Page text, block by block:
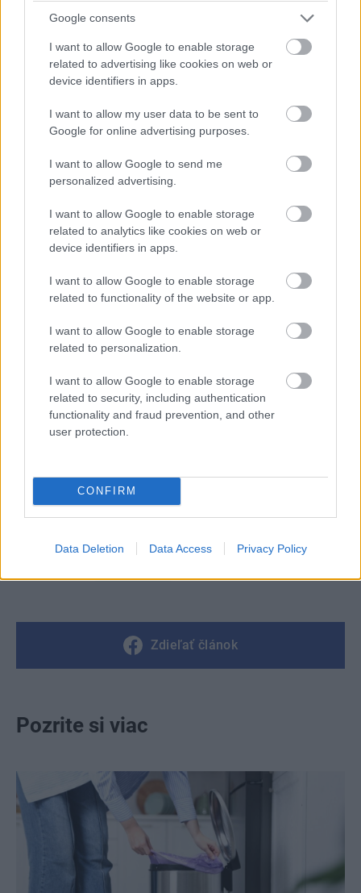
Google consents
I want to allow Google to enable storage
related to advertising like cookies on web or
device identifiers in apps.
I want to allow my user data to be sent to
Google for online advertising purposes.
I want to allow Google to send me
personalized advertising.
I want to allow Google to enable storage
related to analytics like cookies on web or
device identifiers in apps.
I want to allow Google to enable storage
related to functionality of the website or app.
I want to allow Google to enable storage
related to personalization.
I want to allow Google to enable storage
related to security, including authentication
functionality and fraud prevention, and other
user protection.
CONFIRM
Data Deletion Data Access Privacy Policy
Pripravila: KATARÍNA BAROŠOVÁ
Zdroj: časopisMôj dom
Zdieľať článok
Pozrite si viac